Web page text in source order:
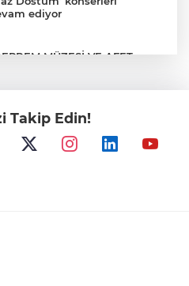
ediyor
MÜZESİ VE AFET
Değiştiren Gün!
Lozan'ın Yıl Dönümünde
DENİZE VEYA HAVUZA
Takip Edin!